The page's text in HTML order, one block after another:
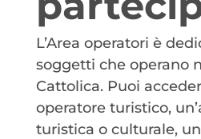
L’Area operatori è
soggetti che operano
Cattolica. Puoi
operatore turistico,
turistica o culturale,